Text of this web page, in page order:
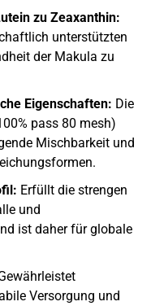
zu Zeaxanthin:
unterstützten
der Makula zu
Eigenschaften: Die
pass 80 mesh)
Mischbarkeit und
Erfüllt die strengen
und
ist daher für globale
Versorgung und